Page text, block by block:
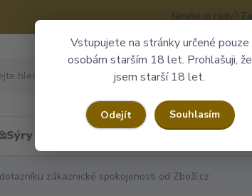
Vstupujete na stránky určené pouze
osobám starším 18 let. Prohlašuji, že
jsem starší 18 let.
Odejít Souhlasím
Nevíte si rady?
zákaznické spokojenosti od Zboží.cz